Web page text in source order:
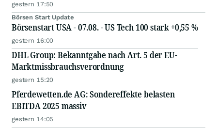
gestern 17:50
Börsen Start Update
Börsenstart USA - 07.08. - US Tech 100 stark +0,55 %
gestern 16:00
DHL Group: Bekanntgabe nach Art. 5 der EU-
Marktmissbrauchsverordnung
gestern 15:20
Pferdewetten.de AG: Sondereffekte belasten
EBITDA 2025 massiv
gestern 14:05